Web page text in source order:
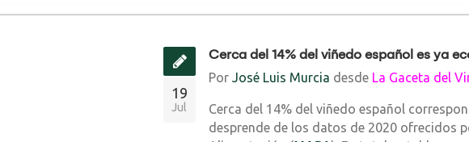
19
Jul
Cerca del 14% del viñedo español es ya
Por José Luis Murcia desde La Gaceta del
Cerca del 14% del viñedo español
desprende de los datos de 2020 ofrecidos